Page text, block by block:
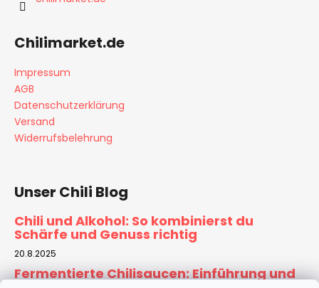
Chilimarket.de
Impressum
AGB
Datenschutzerklärung
Versand
Widerrufsbelehrung
Unser Chili Blog
Chili und Alkohol: So kombinierst du
Schärfe und Genuss richtig
20.8.2025
Fermentierte Chilisaucen: Einführung und